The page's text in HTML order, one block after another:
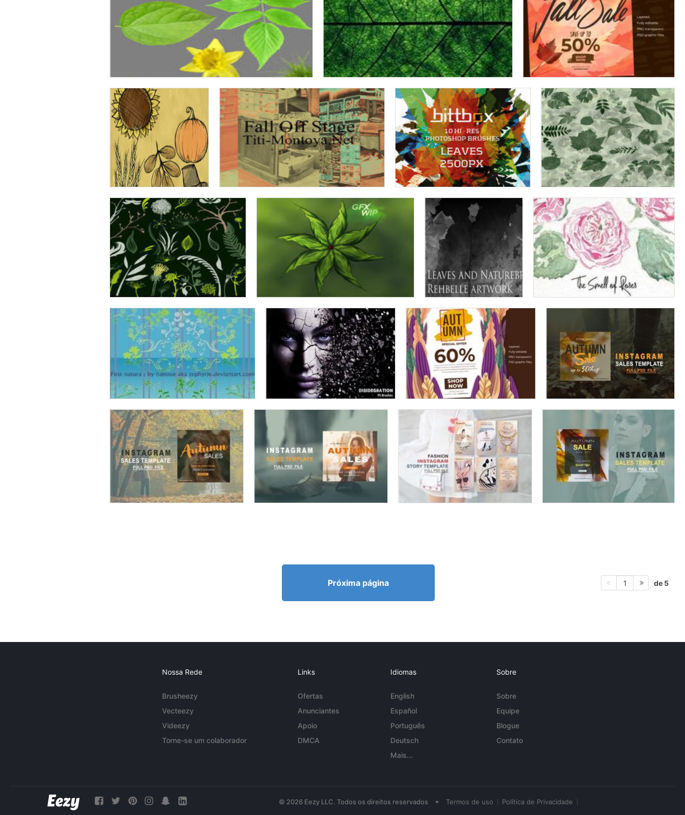
Próxima página 1 de 5
Nossa Rede
Brusheezy
Vecteezy
Videezy
Torne-se um colaborador
Links
Ofertas
Anunciantes
Apoio
DMCA
Idiomas
English
Español
Português
Deutsch
Mais...
Sobre
Sobre
Equipe
Blogue
Contato
© 2026 Eezy LLC. Todos os direitos reservados • Termos de uso Política de Privacidade